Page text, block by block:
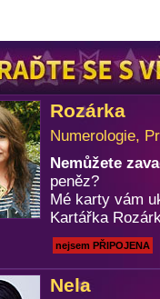
Rozárka
Numerologie,
Nemůžete
peněz?
Mé karty vám
Kartářka
nejsem PŘIPOJENA
Nela